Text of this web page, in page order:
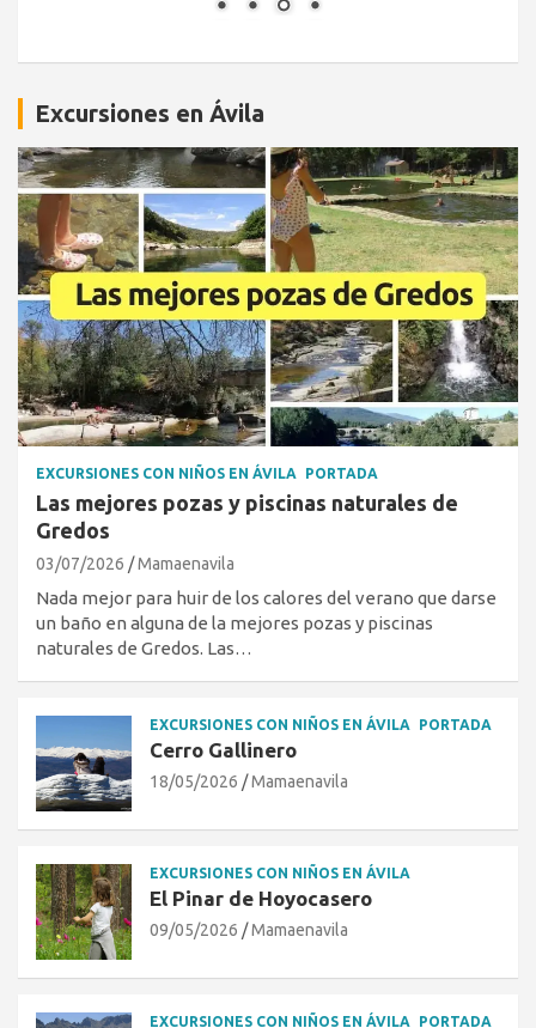
Excursiones en Ávila
EXCURSIONES CON NIÑOS EN ÁVILA PORTADA
Las mejores pozas y piscinas naturales de
Gredos
03/07/2026 Mamaenavila
Nada mejor para huir de los calores del verano que darse
un baño en alguna de la mejores pozas y piscinas
naturales de Gredos. Las…
EXCURSIONES CON NIÑOS EN ÁVILA PORTADA
Cerro Gallinero
18/05/2026 Mamaenavila
EXCURSIONES CON NIÑOS EN ÁVILA
El Pinar de Hoyocasero
09/05/2026 Mamaenavila
EXCURSIONES CON NIÑOS EN ÁVILA PORTADA